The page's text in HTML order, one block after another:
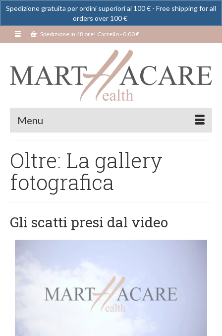
Spedizione in 48 ore! Carrello- 0,00€
Menu
Oltre: La gallery
fotografica
Gli scatti presi dal video
Spedizione gratuita per ordini superiori ai 100 € - Free shipping for all
orders over 100 €